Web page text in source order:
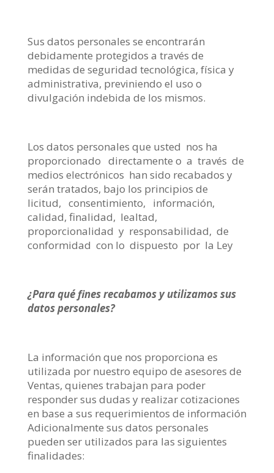
Sus datos personales se encontrarán
debidamente protegidos a través de
medidas de seguridad tecnológica, física y
administrativa, previniendo el uso o
divulgación indebida de los mismos.
Los datos personales que usted nos ha
proporcionado directamente o a través de
medios electrónicos han sido recabados y
serán tratados, bajo los principios de
licitud, consentimiento, información,
calidad, finalidad, lealtad,
proporcionalidad y responsabilidad, de
conformidad con lo dispuesto por la Ley
¿Para qué fines recabamos y utilizamos sus
datos personales?
La información que nos proporciona es
utilizada por nuestro equipo de asesores de
Ventas, quienes trabajan para poder
responder sus dudas y realizar cotizaciones
en base a sus requerimientos de información
Adicionalmente sus datos personales
pueden ser utilizados para las siguientes
finalidades: